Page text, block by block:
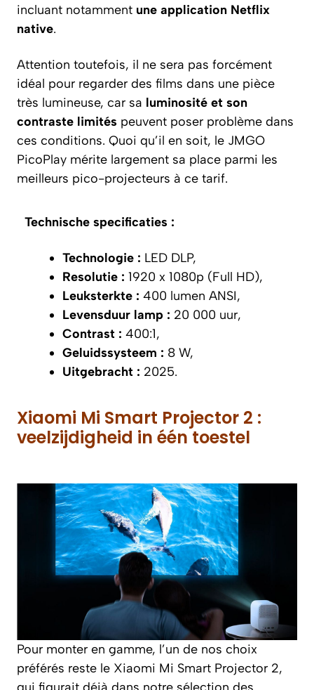
incluant notamment une application Netflix
native.
Attention toutefois, il ne sera pas forcément
idéal pour regarder des films dans une pièce
très lumineuse, car sa luminosité et son
contraste limités peuvent poser problème dans
ces conditions. Quoi qu’il en soit, le JMGO
PicoPlay mérite largement sa place parmi les
meilleurs pico-projecteurs à ce tarif.
Technische specificaties :
Technologie : LED DLP,
Resolutie : 1920 x 1080p (Full HD),
Leuksterkte : 400 lumen ANSI,
Levensduur lamp : 20 000 uur,
Contrast : 400:1,
Geluidssysteem : 8 W,
Uitgebracht : 2025.
Xiaomi Mi Smart Projector 2 :
veelzijdigheid in één toestel
Pour monter en gamme, l’un de nos choix
préférés reste le Xiaomi Mi Smart Projector 2,